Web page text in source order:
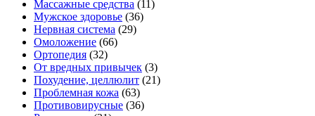
Массажные средства (11)
Мужское здоровье (36)
Нервная система (29)
Омоложение (66)
Ортопедия (32)
От вредных привычек (3)
Похудение, целлюлит (21)
Проблемная кожа (63)
Противовирусные (36)